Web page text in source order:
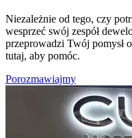
Niezależnie od tego, czy
wesprzeć swój zespół
przeprowadzi Twój pomysł
tutaj, aby pomóc.
Porozmawiajmy